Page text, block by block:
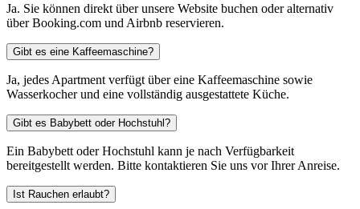
Ja. Sie können direkt über unsere Website buchen oder alternativ
über Booking.com und Airbnb reservieren.
Gibt es eine Kaffeemaschine?
Ja, jedes Apartment verfügt über eine Kaffeemaschine sowie
Wasserkocher und eine vollständig ausgestattete Küche.
Gibt es Babybett oder Hochstuhl?
Ein Babybett oder Hochstuhl kann je nach Verfügbarkeit
bereitgestellt werden. Bitte kontaktieren Sie uns vor Ihrer Anreise.
Ist Rauchen erlaubt?